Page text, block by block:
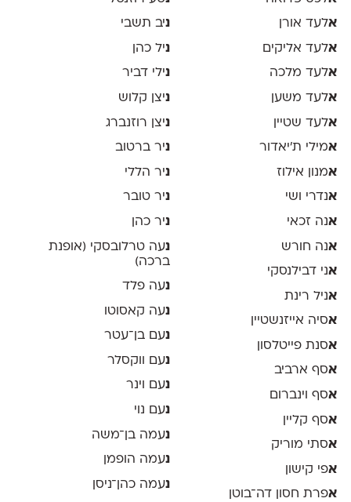
אלעד אורן
אלעד אליקים
אלעד מלכה
אלעד משען
אלעד שטיין
אמילי ת׳יאדור
אמנון אילוז
אנדרי ושי
אנה זכאי
אנה חורש
אני דבילנסקי
אניל רינת
אסיה אייזנשטיין
אסנת פייטלסון
אסף ארביב
אסף וינברום
אסף קליין
אסתי מוריק
אפי קישון
אפרת חסון דה־בוטן
ניב תשבי
ניל כהן
נילי דביר
ניצן קלוש
ניצן רוזנברג
ניר ברטוב
ניר הללי
ניר טובר
ניר כהן
נעה טרלובסקי (אופנת
ברכה)
נעה פלד
נעה קאסוטו
נעם בן־עטר
נעם ווקסלר
נעם וינר
נעם נוי
נעמה בן־משה
נעמה הופמן
נעמה כהן־ניסן